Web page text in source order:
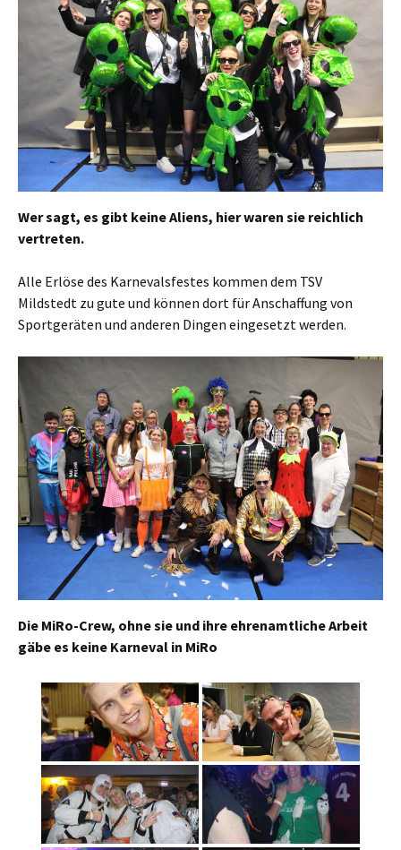
Wer sagt, es gibt keine Aliens, hier waren sie reichlich
vertreten.
Alle Erlöse des Karnevalsfestes kommen dem TSV
Mildstedt zu gute und können dort für Anschaffung von
Sportgeräten und anderen Dingen eingesetzt werden.
Die MiRo-Crew, ohne sie und ihre ehrenamtliche Arbeit
gäbe es keine Karneval in MiRo